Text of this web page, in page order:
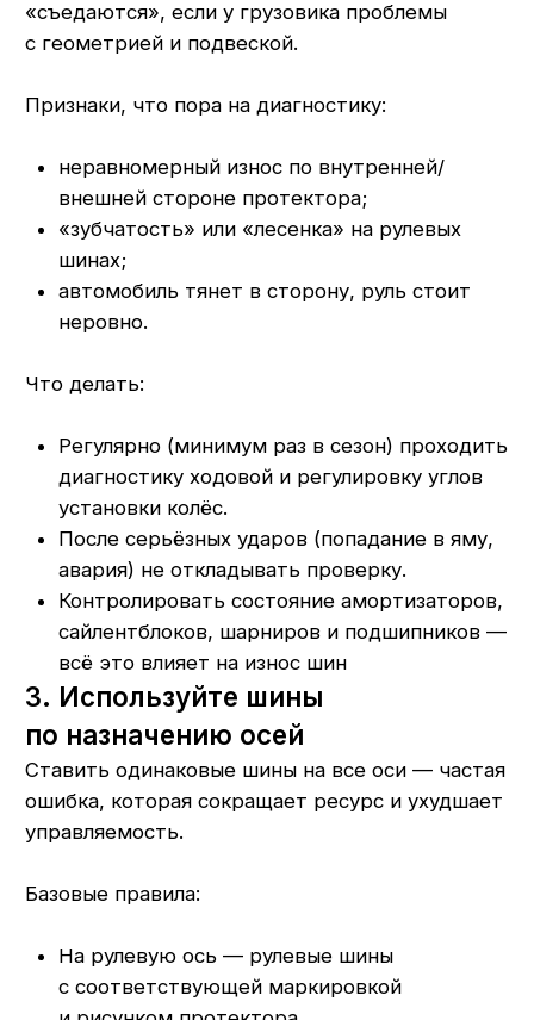
ошибка, которая сокращает ресурс и ухудшает
и рисунком протектора.
На ведущую — модели с «блочным»
рисунком и усиленным протектором для
тяги.
На оси прицепа — прицепные шины
рисунком под манёвры и торможение.
рулевые шины на ведущей оси быстро
управляемость и износ;
универсальные модели без учёта
назначения не дадут ни сцепления,
ни ресурса.
Выбирать назначение проще всего через
4. Соблюдайте максимальную
нагрузку и не злоупотребляйте
перегрузом
Перегруз — «тихий убийца» шин и подвески.
Чем он опасен:
каркас работает на пределе, быстрее
появляются микротрещины и повреждения;
растёт нагрев шины, повышается риск
разрушения на скорости;
топлива.
контролировать фактический вес (осевые
весы, контроль на базе);